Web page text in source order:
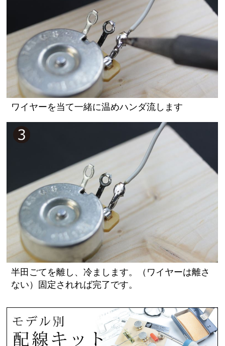
ワイヤーを当て一緒に温めハンダ流します
半田ごてを離し、冷まします。（ワイヤーは離さ
ない）固定されれば完了です。